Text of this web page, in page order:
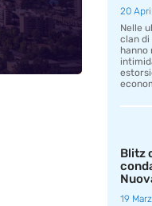
20
Nelle
clan di
hanno
Blitz
19